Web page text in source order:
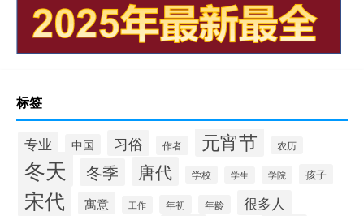
标签
专业 中国 习俗 作者 元宵节 农历
冬天 冬季 唐代 学校 学生 学院 孩子
宋代 寓意 工作 年初 年龄 很多人